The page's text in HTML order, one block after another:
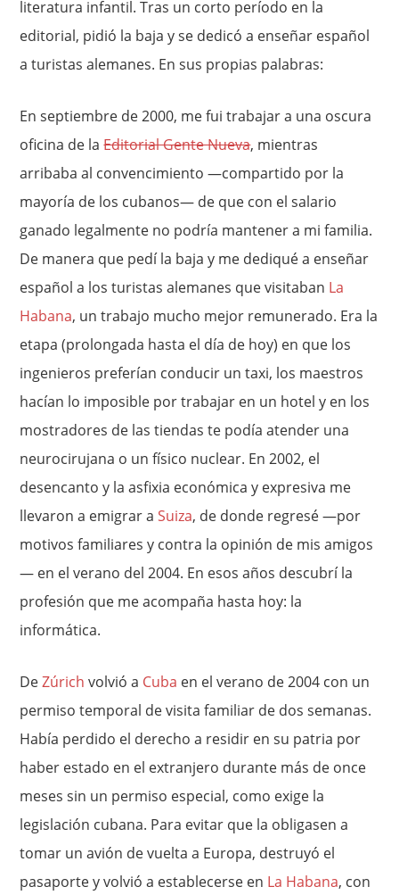
literatura infantil. Tras un corto período en la
editorial, pidió la baja y se dedicó a enseñar español
a turistas alemanes. En sus propias palabras:
En septiembre de 2000, me fui trabajar a una oscura
oficina de laEditorial Gente Nueva, mientras
arribaba al convencimiento —compartido por la
mayoría de los cubanos— de que con el salario
ganado legalmente no podría mantener a mi familia.
De manera que pedí la baja y me dediqué a enseñar
español a los turistas alemanes que visitaban La
Habana, un trabajo mucho mejor remunerado. Era la
etapa (prolongada hasta el día de hoy) en que los
ingenieros preferían conducir un taxi, los maestros
hacían lo imposible por trabajar en un hotel y en los
mostradores de las tiendas te podía atender una
neurocirujana o un físico nuclear. En 2002, el
desencanto y la asfixia económica y expresiva me
llevaron a emigrar aSuiza, de donde regresé —por
motivos familiares y contra la opinión de mis amigos
— en el verano del 2004. En esos años descubrí la
profesión que me acompaña hasta hoy: la
informática.
DeZúrich volvió a Cuba en el verano de 2004 con un
permiso temporal de visita familiar de dos semanas.
Había perdido el derecho a residir en su patria por
haber estado en el extranjero durante más de once
meses sin un permiso especial, como exige la
legislación cubana. Para evitar que la obligasen a
tomar un avión de vuelta a Europa, destruyó el
pasaporte y volvió a establecerse en La Habana, con